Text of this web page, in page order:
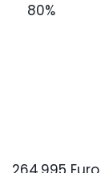
80%